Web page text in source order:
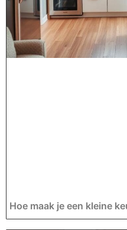
Hoe maak je een kleine